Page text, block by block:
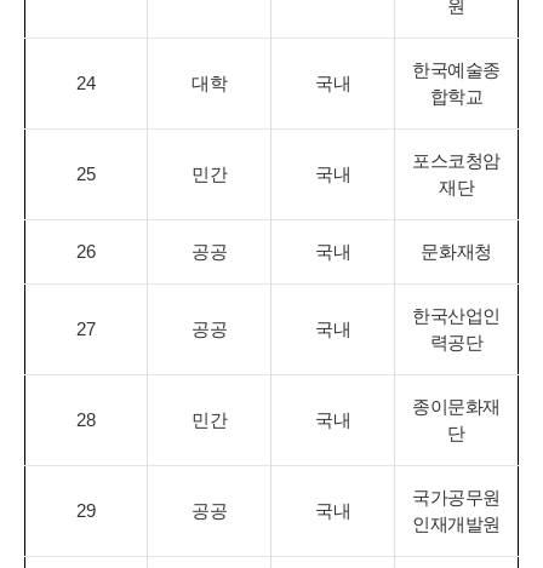
원
24 대학 국내
한국예술종
합학교
25 민간 국내
포스코청암
재단
26 공공 국내 문화재청
27 공공 국내
한국산업인
력공단
28 민간 국내
종이문화재
단
29 공공 국내
국가공무원
인재개발원